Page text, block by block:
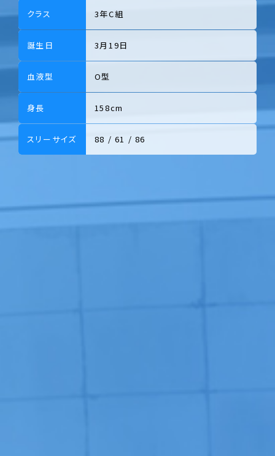
クラス 3年C組
誕生日 3月19日
血液型 O型
身長 158cm
スリーサイズ 88 / 61 / 86